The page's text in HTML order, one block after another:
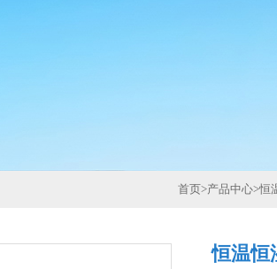
首页>产品中心>恒
恒温恒